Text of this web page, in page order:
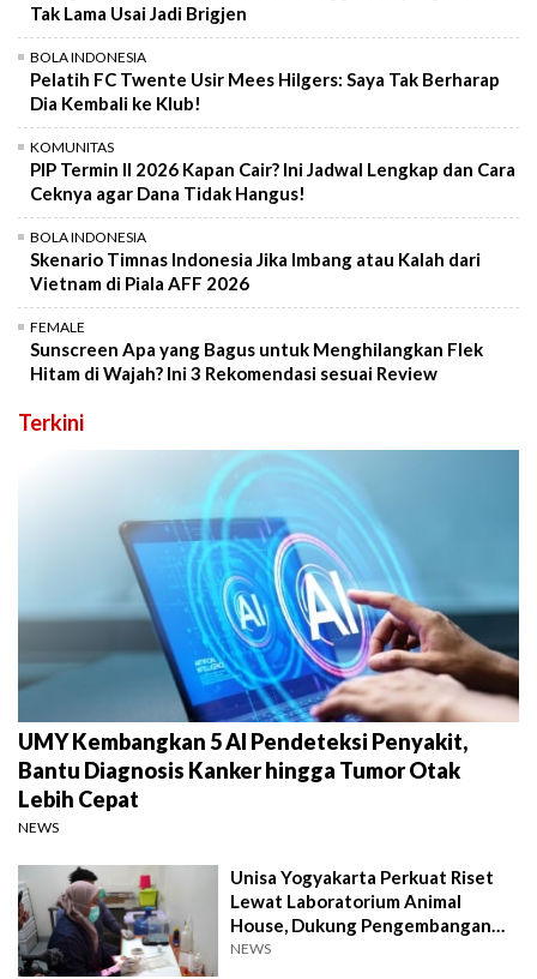
Tak Lama Usai Jadi Brigjen
BOLA INDONESIA
Pelatih FC Twente Usir Mees Hilgers: Saya Tak Berharap
Dia Kembali ke Klub!
KOMUNITAS
PIP Termin II 2026 Kapan Cair? Ini Jadwal Lengkap dan Cara
Ceknya agar Dana Tidak Hangus!
BOLA INDONESIA
Skenario Timnas Indonesia Jika Imbang atau Kalah dari
Vietnam di Piala AFF 2026
FEMALE
Sunscreen Apa yang Bagus untuk Menghilangkan Flek
Hitam di Wajah? Ini 3 Rekomendasi sesuai Review
Terkini
UMY Kembangkan 5 AI Pendeteksi Penyakit,
Bantu Diagnosis Kanker hingga Tumor Otak
Lebih Cepat
NEWS
Unisa Yogyakarta Perkuat Riset
Lewat Laboratorium Animal
House, Dukung Pengembangan
Kandidat Obat
NEWS